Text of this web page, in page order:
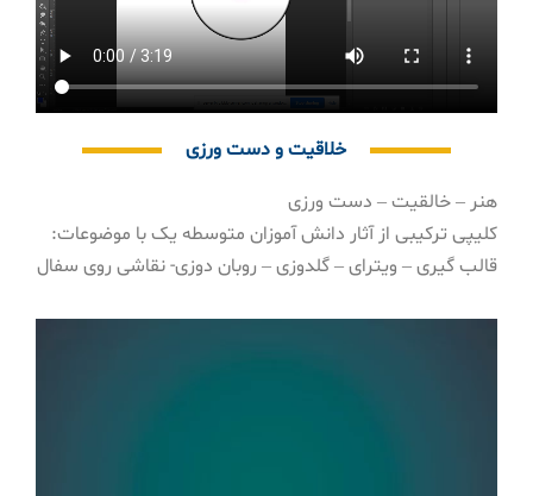
خلاقیت و دست ورزی
هنر – خالقیت – دست ورزی
کلیپی ترکیبی از آثار دانش آموزان متوسطه یک با موضوعات:
قالب گیری – ویترای – گلدوزی – روبان دوزی- نقاشی روی سفال